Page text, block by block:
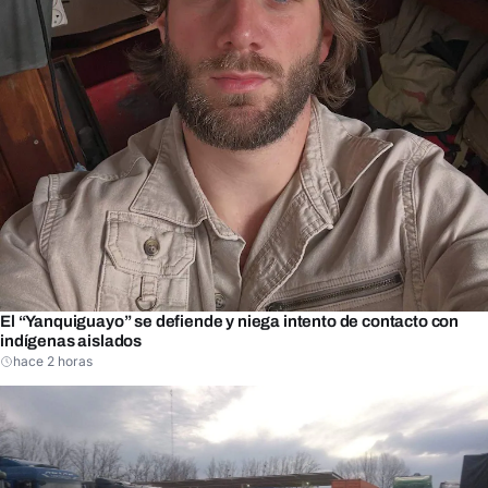
El “Yanquiguayo” se defiende y niega intento de contacto con
indígenas aislados
hace 2 horas